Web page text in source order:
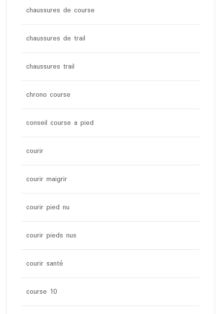
chaussures de course
chaussures de trail
chaussures trail
chrono course
conseil course a pied
courir
courir maigrir
courir pied nu
courir pieds nus
courir santé
course 10